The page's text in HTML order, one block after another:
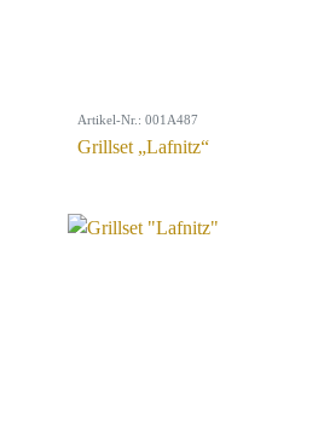
Artikel-Nr.: 001A487
Grillset „Lafnitz“